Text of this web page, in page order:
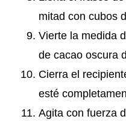
mitad con cubos
Vierte la medida
de cacao oscura
Cierra el
esté
Agita con fuerza